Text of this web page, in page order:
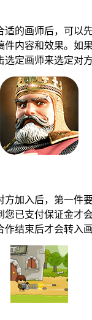
的画师后，可以先
件内容和效果。如
定画师来选定对
加入后，第一件
您已支付保证金才
结束后才会转入